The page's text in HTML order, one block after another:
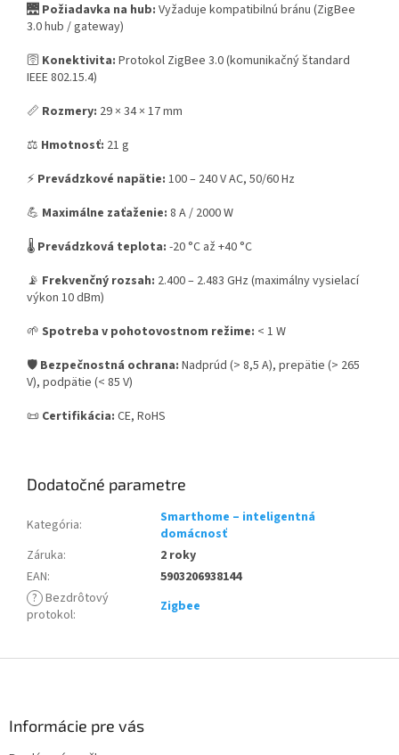
🌉 Požiadavka na hub: Vyžaduje kompatibilnú bránu (ZigBee
3.0 hub / gateway)
🛜 Konektivita: Protokol ZigBee 3.0 (komunikačný štandard
IEEE 802.15.4)
📏 Rozmery: 29 × 34 × 17 mm
⚖️ Hmotnosť: 21 g
⚡ Prevádzkové napätie: 100 – 240 V AC, 50/60 Hz
💪 Maximálne zaťaženie: 8 A / 2000 W
🌡️ Prevádzková teplota: -20 °C až +40 °C
📡 Frekvenčný rozsah: 2.400 – 2.483 GHz (maximálny vysielací
výkon 10 dBm)
🌱 Spotreba v pohotovostnom režime: < 1 W
🛡️ Bezpečnostná ochrana: Nadprúd (> 8,5 A), prepätie (> 265
V), podpätie (< 85 V)
📜 Certifikácia: CE, RoHS
Dodatočné parametre
Kategória:
Smarthome – inteligentná
domácnosť
Záruka:
2 roky
EAN:
5903206938144
? Bezdrôtový
protokol: Zigbee
Informácie pre vás